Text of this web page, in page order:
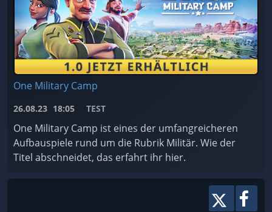
One Military Camp
26.08.23 18:05 TEST
One Military Camp ist eines der umfangreicheren
Aufbauspiele rund um die Rubrik Militär. Wie der
Titel abschneidet, das erfahrt ihr hier.